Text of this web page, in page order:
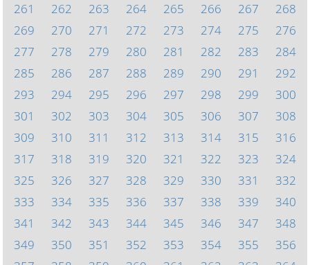
261
262 263 264 265 266 267
268
269
270 271 272 273 274 275
276
277
278 279 280 281 282 283
284
285
286 287 288 289 290 291
292
293
294 295 296 297 298 299
300
301
302 303 304 305 306 307
308
309
310 311 312 313 314 315
316
317
318 319 320 321 322 323
324
325
326 327 328 329 330 331
332
333
334 335 336 337 338 339
340
341
342 343 344 345 346 347
348
349
350 351 352 353 354 355
356